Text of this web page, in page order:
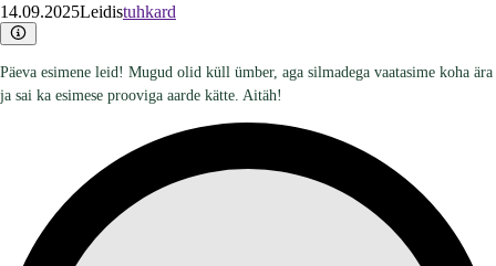
14.09.2025Leidistuhkard
Päeva esimene leid! Mugud olid küll ümber, aga silmadega vaatasime koha ära
ja sai ka esimese prooviga aarde kätte. Aitäh!